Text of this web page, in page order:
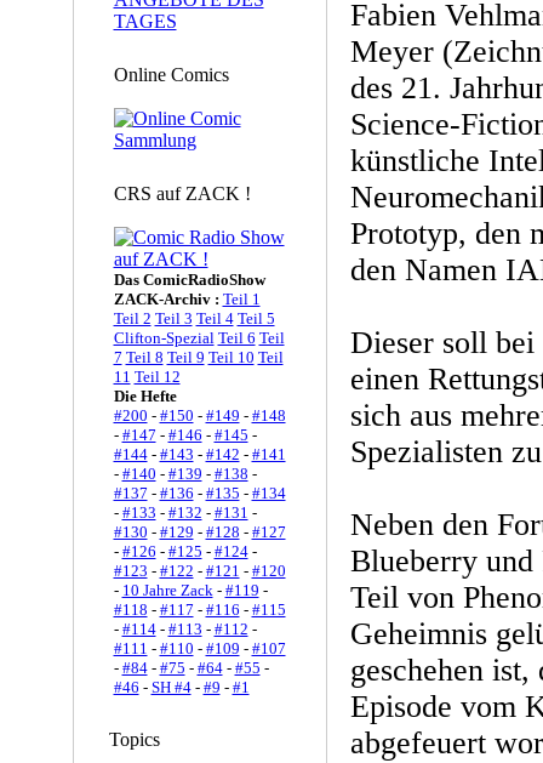
TAGES
Online Comics
CRS auf ZACK !
Das ComicRadioShow
ZACK-Archiv : Teil 1
Teil 2 Teil 3 Teil 4 Teil 5
Clifton-Spezial Teil 6 Teil
7 Teil 8 Teil 9 Teil 10 Teil
11 Teil 12
Die Hefte
#200 - #150 - #149 - #148
- #147 - #146 - #145 -
#144- #143 - #142 - #141
- #140 - #139 - #138 -
#137 - #136 - #135 - #134
- #133 - #132 - #131 -
#130 - #129 - #128 - #127
- #126 - #125 - #124-
#123 - #122 - #121 - #120
- 10 Jahre Zack- #119 -
#118 - #117 - #116 - #115
- #114- #113 - #112 -
#111 - #110 - #109 - #107
- #84- #75 - #64- #55 -
#46 - SH #4- #9 - #1
Topics
Fabien
Meyer
des 21.
Science-
künstliche
Prototyp, den
den Namen
Dieser soll bei
einen
sich aus
Spezialisten
Neben den
Blueberry
Teil von
Geheimnis
geschehen
Episode vom
abgefeuert